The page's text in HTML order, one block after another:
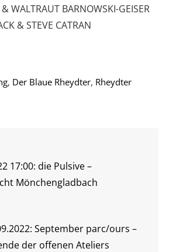
WALTRAUT BARNOWSKI-GEISER
& STEVE CATRAN
, Der Blaue Rheydter, Rheydter
17:00: die Pulsive –
Mönchengladbach
September parc/ours –
der offenen Ateliers